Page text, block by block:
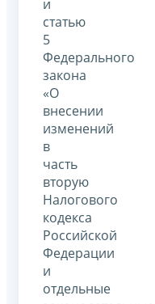
и
статью
5
Федерального
закона
«О
внесении
изменений
в
часть
вторую
Налогового
кодекса
Российской
Федерации
и
отдельные